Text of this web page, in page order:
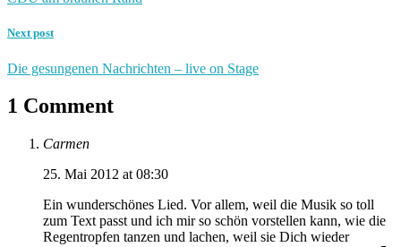
Next post
Die gesungenen Nachrichten – live on Stage
1 Comment
Carmen
25. Mai 2012 at 08:30
Ein wunderschönes Lied. Vor allem, weil die Musik so toll
zum Text passt und ich mir so schön vorstellen kann, wie die
Regentropfen tanzen und lachen, weil sie Dich wieder